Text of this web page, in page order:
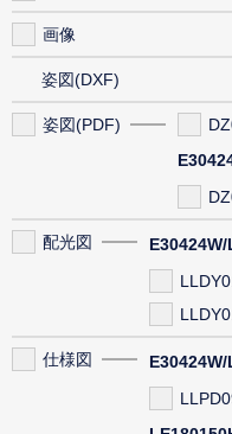
画像
姿図(DXF)
姿図(PDF)
配光図
E30424W/
仕様図
E30424W/